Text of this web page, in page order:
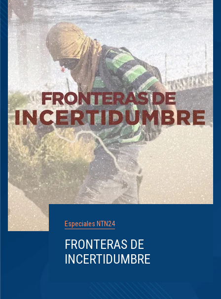
Especiales NTN24
FRONTERAS DE
INCERTIDUMBRE